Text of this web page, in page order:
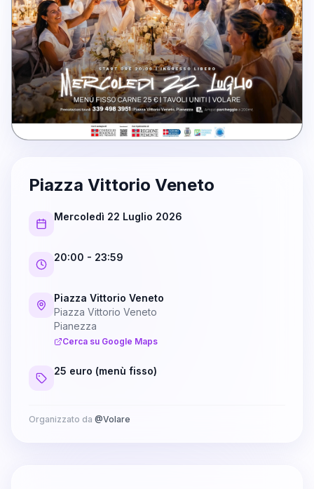
Piazza Vittorio Veneto
Mercoledì 22 Luglio 2026
20:00 - 23:59
Piazza Vittorio Veneto
Piazza Vittorio Veneto
Pianezza
Cerca su Google Maps
25 euro (menù fisso)
Organizzato da @Volare